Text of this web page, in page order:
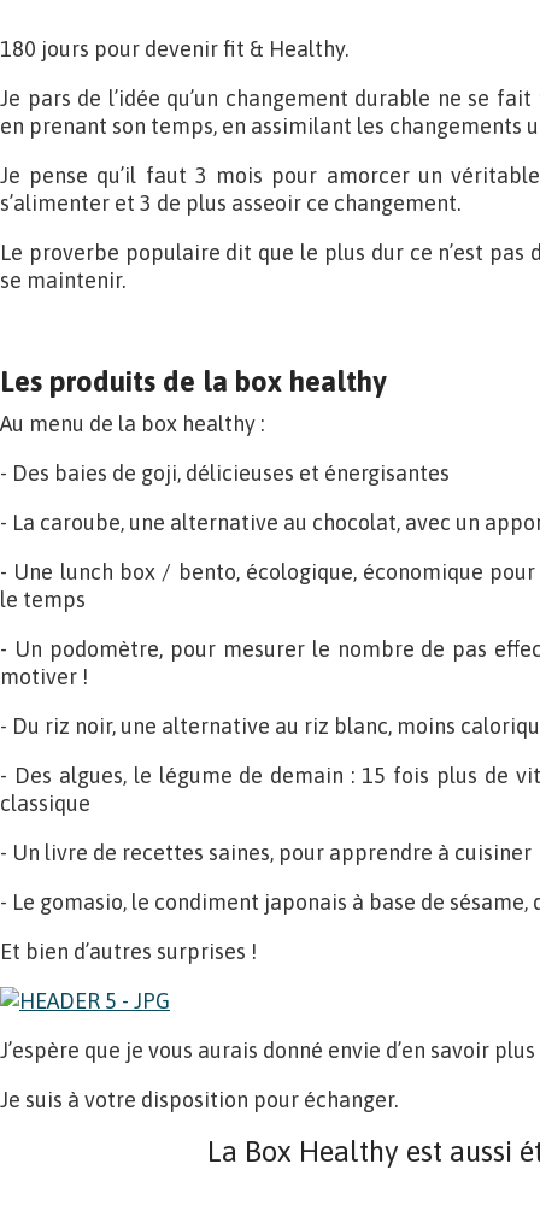
180 jours pour devenir fit & Healthy.
Je pars de l’idée qu’un changement durable ne se
en prenant son temps, en assimilant les changements
Je pense qu’il faut 3 mois pour amorcer un
s’alimenter et 3 de plus asseoir ce changement.
Le proverbe populaire dit que le plus dur ce n’est pas
se maintenir.
Les produits de la box healthy
Au menu de la box healthy :
- Des baies de goji, délicieuses et énergisantes
- La caroube, une alternative au chocolat, avec un
- Une lunch box / bento, écologique, économique
le temps
- Un podomètre, pour mesurer le nombre de pas
motiver !
- Du riz noir, une alternative au riz blanc, moins
- Des algues, le légume de demain : 15 fois plus de
classique
- Un livre de recettes saines, pour apprendre à cuisiner
- Le gomasio, le condiment japonais à base de
Et bien d’autres surprises !
J’espère que je vous aurais donné envie d’en savoir
Je suis à votre disposition pour échanger.
La Box Healthy est aussi